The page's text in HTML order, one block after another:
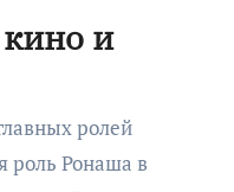
и
ролей
роль Ронаша в